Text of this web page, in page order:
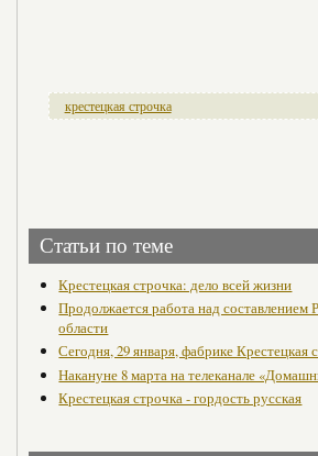
крестецкая строчка
Статьи по теме
Крестецкая строчка: дело всей жизни
Продолжается работа над составлением
области
Сегодня, 29 января, фабрике Крестецкая
Накануне 8 марта на телеканале
Крестецкая строчка - гордость русская